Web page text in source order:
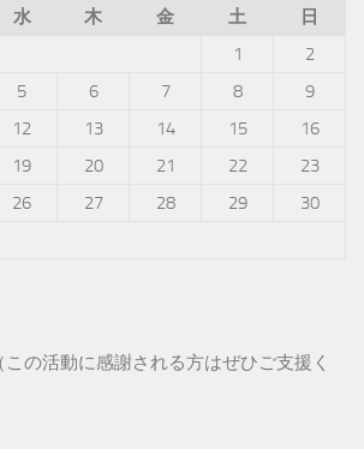
水 木 金 土
日
1
2
5 6 7 8
9
12 13 14 15
16
19 20 21 22
23
26 27 28 29
30
の活動に感謝される方はぜひご支援く